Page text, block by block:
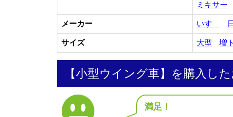
ミキサー
メーカー いすゞ
サイズ 大型 増
【小型ウイング車】を購入し
満足！